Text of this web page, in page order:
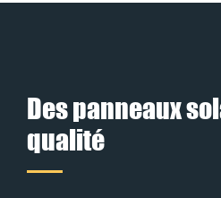
Des panneaux
qualité